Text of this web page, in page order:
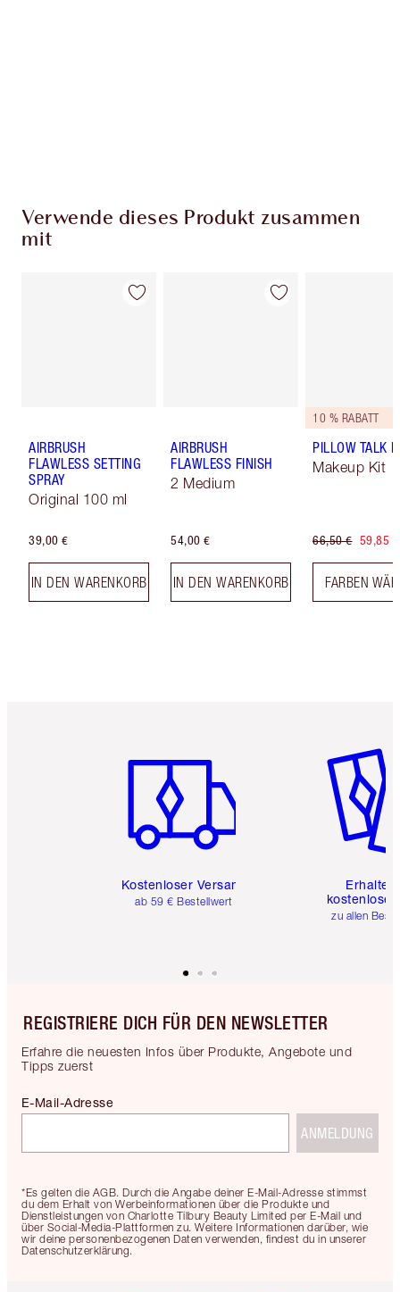
Verwende dieses Produkt zusammen
mit
AIRBRUSH
FLAWLESS SETTING
SPRAY
Original 100 ml
39,00 €
IN DEN WARENKORB
AIRBRUSH
FLAWLESS FINISH
2 Medium
54,00 €
IN DEN WARENKORB
10 % RABATT
PILLOW TALK
Makeup Kit
66,50 € 59,85 €
FARBEN
Kostenloser Versand
ab 59 € Bestellwert
Erhalte
kostenlose
zu allen
REGISTRIERE DICH FÜR DEN NEWSLETTER
Erfahre die neuesten Infos über Produkte, Angebote und
Tipps zuerst
*Es gelten die AGB. Durch die Angabe deiner E-Mail-Adresse stimmst
du dem Erhalt von Werbeinformationen über die Produkte und
Dienstleistungen von Charlotte Tilbury Beauty Limited per E-Mail und
über Social-Media-Plattformen zu. Weitere Informationen darüber, wie
wir deine personenbezogenen Daten verwenden, findest du in unserer
Datenschutzerklärung.
E-Mail-Adresse
ANMELDUNG